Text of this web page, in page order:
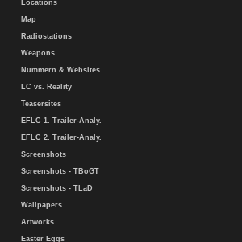
Locations
Map
Radiostations
Weapons
Nummern & Websites
LC vs. Reality
Teasersites
EFLC 1. Trailer-Analy.
EFLC 2. Trailer-Analy.
Screenshots
Screenshots - TBoGT
Screenshots - TLaD
Wallpapers
Artworks
Easter Eggs